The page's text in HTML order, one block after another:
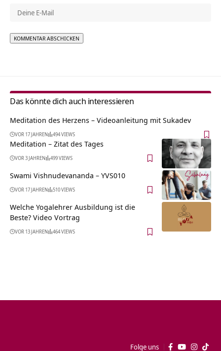
Das könnte dich auch interessieren
Meditation des Herzens – Videoanleitung mit Sukadev
VOR 17 JAHREN 494 VIEWS
Meditation – Zitat des Tages
VOR 3 JAHREN 499 VIEWS
Swami Vishnudevananda – YVS010
VOR 17 JAHREN 510 VIEWS
Welche Yogalehrer Ausbildung ist die
Beste? Video Vortrag
VOR 13 JAHREN 464 VIEWS
Folge uns